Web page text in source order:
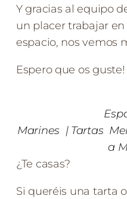
Y gracias al equipo
un placer trabajar
espacio, nos vemos
Espero que os guste!
Marines | Tartas
a
¿Te casas?
Si queréis una tarta